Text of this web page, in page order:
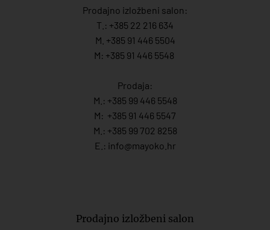
Prodajno izložbeni salon:
T.: +385 22 216 634
M. +385 91 446 5504
M: +385 91 446 5548
Prodaja:
M.: +385 99 446 5548
M: +385 91 446 5547
M.: +385 99 702 8258
E.: info@mayoko. hr
Prodajno izložbeni salon